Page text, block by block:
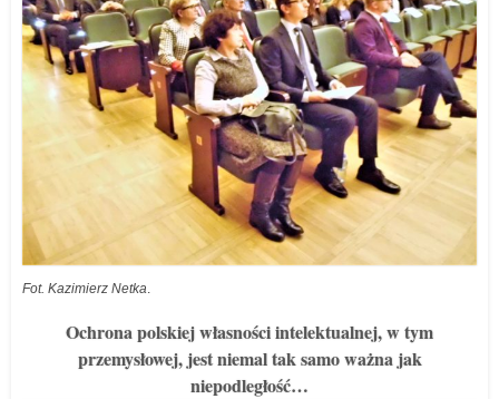
Fot. Kazimierz Netka.
Ochrona polskiej własności intelektualnej, w tym
przemysłowej, jest niemal tak samo ważna jak
niepodległość…